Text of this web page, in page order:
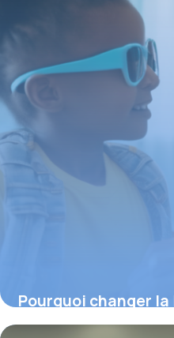
Pourquoi changer
enfant : fréquence